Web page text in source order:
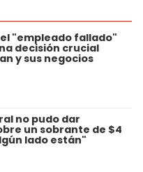
"empleado fallado"
decisión crucial
y sus negocios
no pudo dar
un sobrante de $4
lado están"